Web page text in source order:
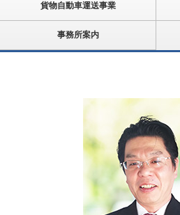
貨物自動車運送事業
事務所案内